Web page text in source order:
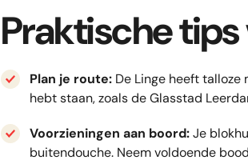
Praktische
Plan je route: De Linge heeft
hebt staan, zoals de Glasstad
Voorzieningen aan boord:Je
buitendouche. Neem voldoende